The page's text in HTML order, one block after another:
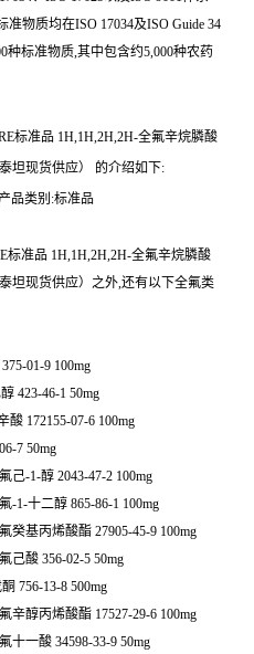
物质均在ISO 17034及ISO Guide 34
种标准物质,其中包含约5,000种农药
标准品 1H,1H,2H,2H-全氟辛烷膦酸
坦现货供应） 的介绍如下:
品类别:标准品
标准品 1H,1H,2H,2H-全氟辛烷膦酸
坦现货供应）之外,还有以下全氟类
01-9 100mg
423-46-1 50mg
酸 172155-07-6 100mg
7 50mg
己-1-醇 2043-47-2 100mg
-1-十二醇 865-86-1 100mg
癸基丙烯酸酯 27905-45-9 100mg
己酸 356-02-5 50mg
756-13-8 500mg
辛醇丙烯酸酯 17527-29-6 100mg
十一酸 34598-33-9 50mg